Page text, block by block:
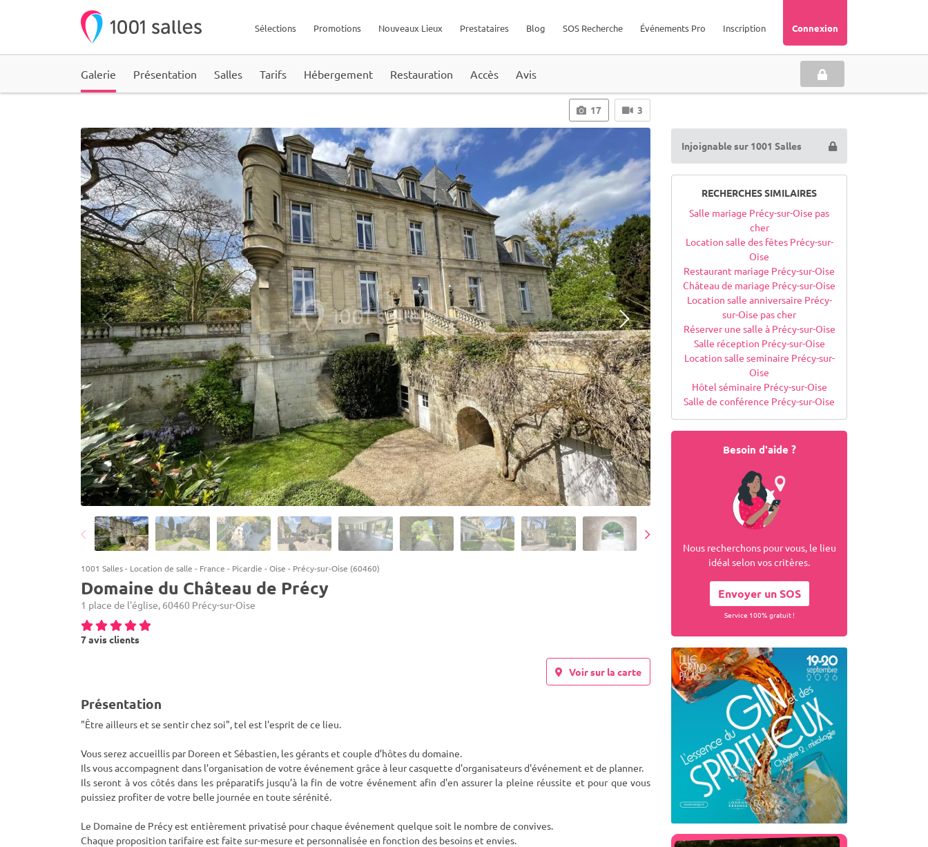
Connexion
Inscription
Événements Pro
SOS Recherche
Blog
Prestataires
Nouveaux Lieux
Promotions
Sélections
Galerie Présentation Salles Tarifs Hébergement Restauration Accès Avis
17 3
1001 Salles- Location de salle - France - Picardie -Oise - Précy-sur-Oise (60460)
Domaine du Château de Précy
1 place de l'église, 60460 Précy-sur-Oise
7 avis clients
Voir sur la carte
Présentation
"Être ailleurs et se sentir chez soi", tel est l'esprit de ce lieu.
Vous serez accueillis par Doreen et Sébastien, les gérants et couple d’hôtes du domaine.
Ils vous accompagnent dans l’organisation de votre événement grâce à leur casquette d'organisateurs d'événement et de planner.
Ils seront à vos côtés dans les préparatifs jusqu’à la fin de votre événement afin d'en assurer la pleine réussite et pour que vous
puissiez profiter de votre belle journée en toute sérénité.
Le Domaine de Précy est entièrement privatisé pour chaque événement quelque soit le nombre de convives.
Chaque proposition tarifaire est faite sur-mesure et personnalisée en fonction des besoins et envies.
Injoignable sur 1001 Salles
RECHERCHES SIMILAIRES
Salle mariage Précy-sur-Oise pas
cher
Location salle des fêtes Précy-sur-
Oise
Restaurant mariage Précy-sur-Oise
Château de mariage Précy-sur-Oise
Location salle anniversaire Précy-
sur-Oise pas cher
Réserver une salle à Précy-sur-Oise
Salle réception Précy-sur-Oise
Location salle seminaire Précy-sur-
Oise
Hôtel séminaire Précy-sur-Oise
Salle de conférence Précy-sur-Oise
Besoin d'aide ?
Nous recherchons pour vous, le lieu
idéal selon vos critères.
Envoyer un SOS
Service 100% gratuit !